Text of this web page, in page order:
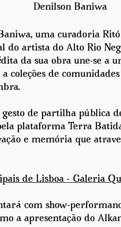
Denilson Baniwa
uma curadoria
do artista do Alto Rio
da sua obra une-se a
coleções de
de partilha pública
plataforma Terra
e memória que
de Lisboa - Galeria
com show-
a apresentação do